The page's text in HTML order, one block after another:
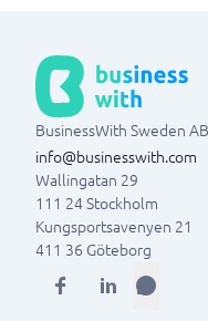
BusinessWith Sweden AB
info@businesswith.com
Wallingatan 29
111 24Stockholm
Kungsportsavenyen 21
411 36 Göteborg